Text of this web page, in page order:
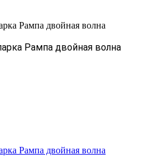
Рампа двойная волна
Рампа двойная волна